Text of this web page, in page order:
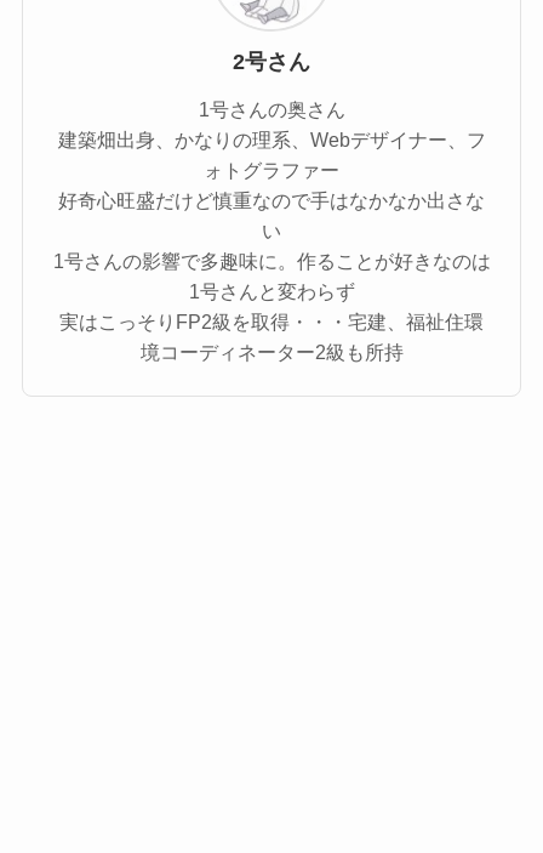
2号さん
1号さんの奥さん
建築畑出身、かなりの理系、Webデザイナー、フ
ォトグラファー
好奇心旺盛だけど慎重なので手はなかなか出さな
い
1号さんの影響で多趣味に。作ることが好きなのは
1号さんと変わらず
実はこっそりFP2級を取得・・・宅建、福祉住環
境コーディネーター2級も所持